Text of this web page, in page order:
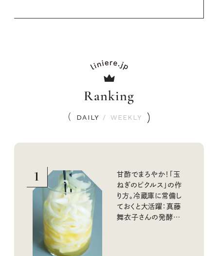
Ranking
DAILY / WEEKLY
1
甘酢でまろやか！「玉
ねぎのピクルス」の作
り方。冷蔵庫に常備し
ておくと大活躍：真藤
舞衣子さんの発酵と